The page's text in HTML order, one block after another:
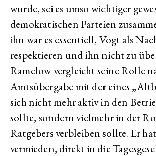
wurde, sei es umso wichtiger
demokratischen Parteien
ihn war es essentiell, Vogt als
respektieren und ihn nicht zu
Ramelow vergleicht seine Rolle
Amtsübergabe mit der eines
sich nicht mehr aktiv in den
sollte, sondern vielmehr in der
Ratgebers verbleiben sollte. Er
vermieden, direkt in die